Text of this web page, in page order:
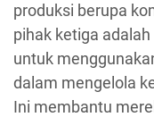
produksi berupa
pihak ketiga
untuk
dalam mengelola
Ini membantu